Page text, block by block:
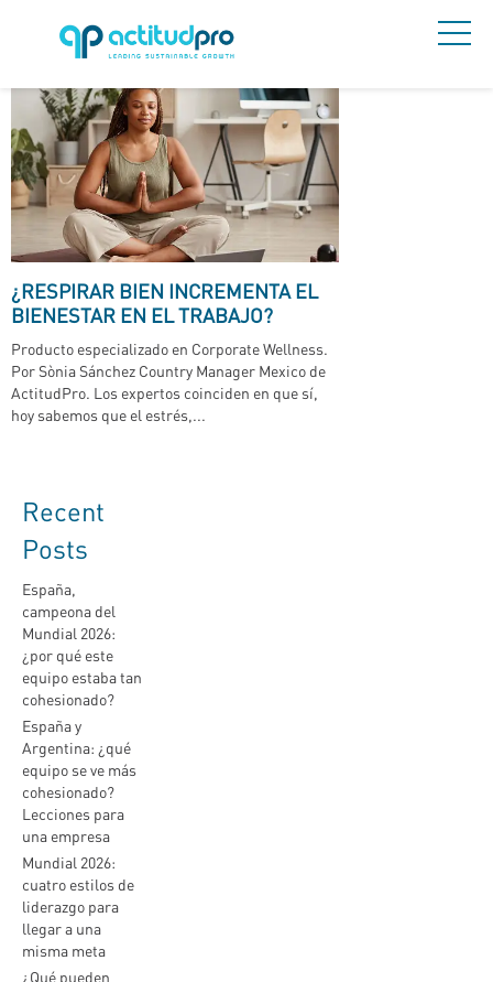
¿RESPIRAR BIEN INCREMENTA EL
BIENESTAR EN EL TRABAJO?
Producto especializado en Corporate Wellness.
Por Sònia Sánchez Country Manager Mexico de
ActitudPro. Los expertos coinciden en que sí,
hoy sabemos que el estrés,...
Recent
Posts
España,
campeona del
Mundial 2026:
¿por qué este
equipo estaba tan
cohesionado?
España y
Argentina: ¿qué
equipo se ve más
cohesionado?
Lecciones para
una empresa
Mundial 2026:
cuatro estilos de
liderazgo para
llegar a una
misma meta
¿Qué pueden